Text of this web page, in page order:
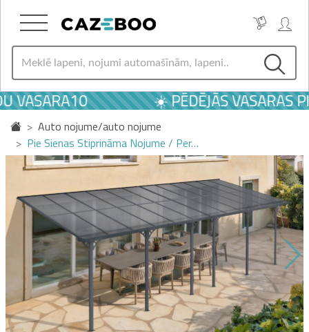
☀️ PĒDĒJĀS VASARAS
Auto nojume/auto nojume
Pie Sienas Stiprināma Nojume / Per…